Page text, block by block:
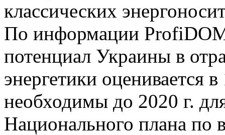
классических
По информации
потенциал Украины в
энергетики оценивается
необходимы до 2020 г.
Национального плана по